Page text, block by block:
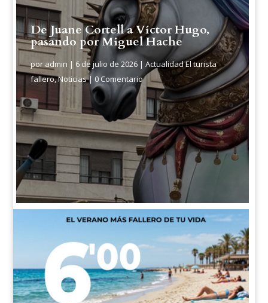
De Juane Cortell a Víctor Hugo,
pasando por Miguel Hache
por admin | 6 de julio de 2026 | Actualidad El turista
fallero,Noticias| 0 Comentario